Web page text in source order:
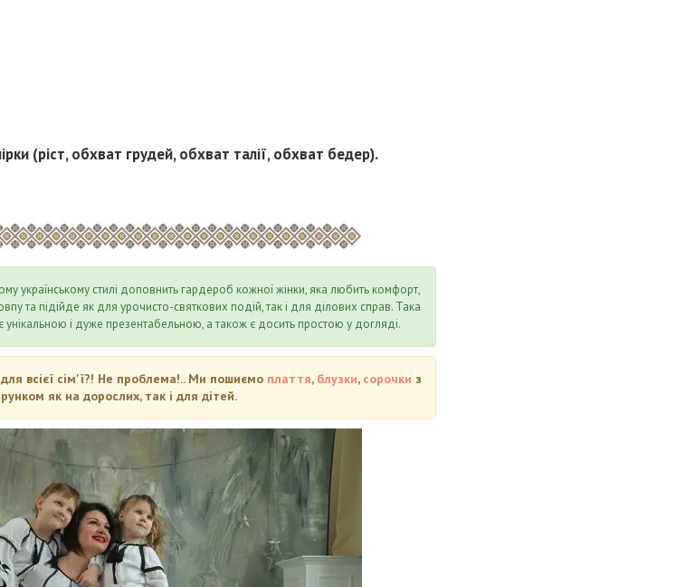
(ріст, обхват грудей, обхват талії, обхват бедер).
українському стилі доповнить гардероб кожної жінки, яка любить комфорт,
та підійде як для урочисто-святкових подій, так і для ділових справ. Така
унікальною і дуже презентабельною, а також є досить простою у догляді.
всієї сім'ї?! Не проблема!.. Ми пошиємо плаття, блузки, сорочки з
як на дорослих, так і для дітей.